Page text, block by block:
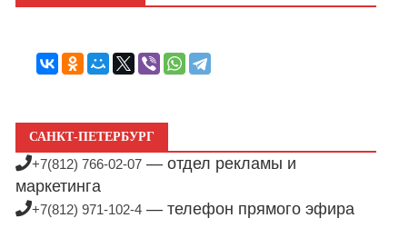
САНКТ-ПЕТЕРБУРГ
+7(812) 766-02-07 — отдел рекламы и
маркетинга
+7(812) 971-102-4 — телефон прямого эфира